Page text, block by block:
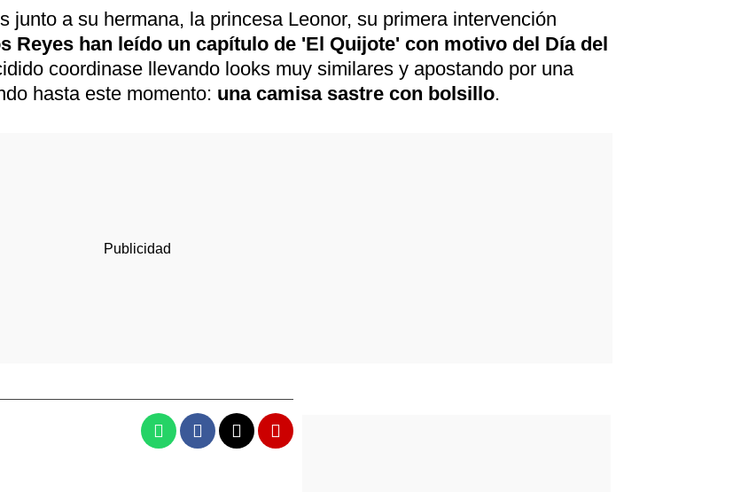
junto a su hermana, la princesa Leonor, su primera intervención
Reyes han leído un capítulo de 'El Quijote' con motivo del Día del
coordinase llevando looks muy similares y apostando por una
hasta este momento: una camisa sastre con bolsillo.
WhatsappFacebook
X Flipboard